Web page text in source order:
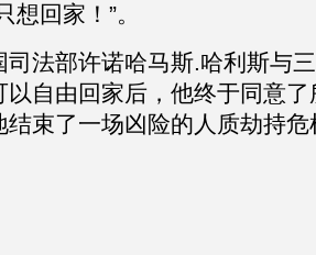
想回家！”。
司法部许诺哈马斯.哈利斯与
以自由回家后，他终于同意
结束了一场凶险的人质劫持